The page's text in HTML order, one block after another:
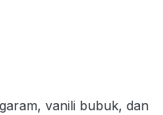
vanili bubuk, dan